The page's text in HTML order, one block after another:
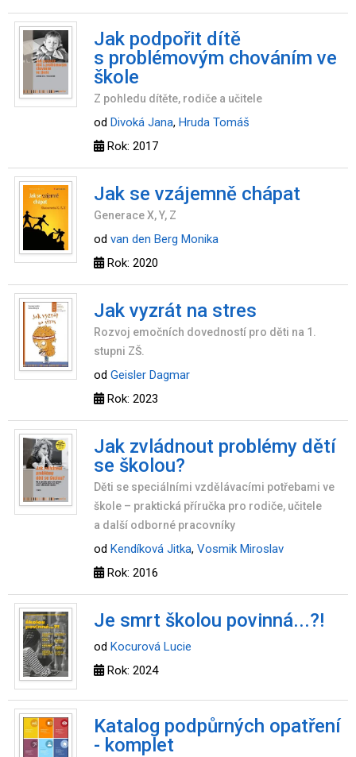
Jak podpořit dítě
s problémovým chováním ve
škole
Z pohledu dítěte, rodiče a učitele
od Divoká Jana, Hruda Tomáš
Rok: 2017
Jak se vzájemně chápat
Generace X, Y, Z
od van den Berg Monika
Rok: 2020
Jak vyzrát na stres
Rozvoj emočních dovedností pro děti na 1.
stupni ZŠ.
od Geisler Dagmar
Rok: 2023
Jak zvládnout problémy dětí
se školou?
Děti se speciálními vzdělávacími potřebami ve
škole – praktická příručka pro rodiče, učitele
a další odborné pracovníky
od Kendíková Jitka, Vosmik Miroslav
Rok: 2016
Je smrt školou povinná...?!
od Kocurová Lucie
Rok: 2024
Katalog podpůrných opatření
- komplet